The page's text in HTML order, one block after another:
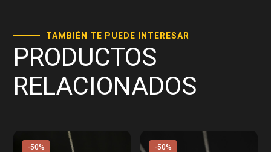
TAMBIÉN TE PUEDE INTERESAR
PRODUCTOS
RELACIONADOS
-50% -50%